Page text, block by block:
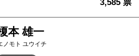
3,585 票
本 雄一
ノモト ユウイチ